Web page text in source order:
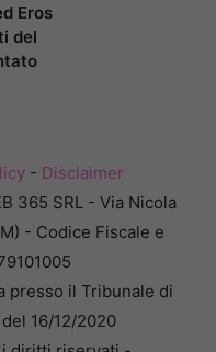
Eros
del
- Disclaimer
365 SRL - Via Nicola
- Codice Fiscale e
presso il Tribunale di
16/12/2020